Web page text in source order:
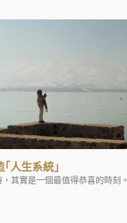
｢人生系統｣
其實是一個最值得恭喜的時刻。